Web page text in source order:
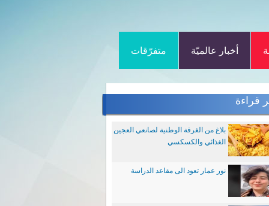
أخبار عالميّة متفرّقات
قراءة
بلاغ من الغرفة الوطنية لصانعي العجين
الغذائي والكسكسي
نور عمار تعود الى مقاعد الدراسة